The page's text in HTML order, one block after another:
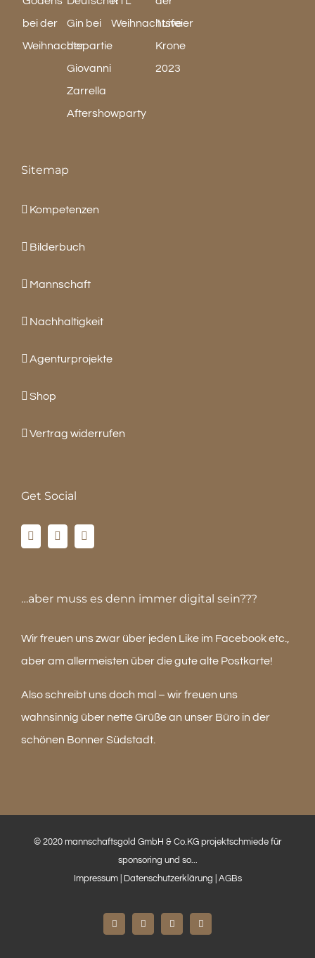
Sitemap
Kompetenzen
Bilderbuch
Mannschaft
Nachhaltigkeit
Agenturprojekte
Shop
Vertrag widerrufen
Get Social
…aber muss es denn immer digital sein???
Wir freuen uns zwar über jeden Like im Facebook etc.,
aber am allermeisten über die gute alte Postkarte!
Also schreibt uns doch mal – wir freuen uns
wahnsinnig über nette Grüße an unser Büro in der
schönen Bonner Südstadt.
© 2020 mannschaftsgold GmbH & Co.KG projektschmiede für
sponsoring und so...
Impressum| Datenschutzerklärung AGBs
FacebookInstagramLinkedIn
E-
Mail